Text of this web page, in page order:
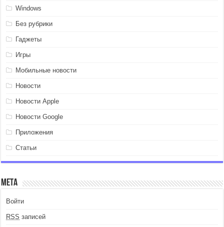
Windows
Без рубрики
Гаджеты
Игры
Мобильные новости
Новости
Новости Apple
Новости Google
Приложения
Статьи
Мета
Войти
RSS записей